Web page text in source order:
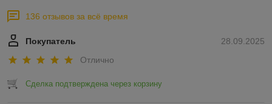
136 отзывов за всё время
28.09.2025
Покупатель
Отлично
Сделка подтверждена через корзину